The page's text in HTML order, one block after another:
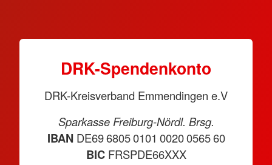
DRK-Spendenkonto
DRK-Kreisverband Emmendingen e.V
Sparkasse Freiburg-Nördl. Brsg.
IBANDE69 6805 0101 0020 0565 60
BICFRSPDE66XXX